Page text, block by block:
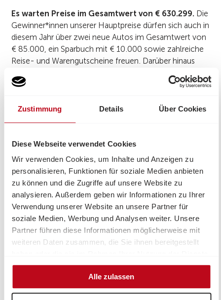
Zustimmung Details Über Cookies
Diese Webseite verwendet Cookies
Wir verwenden Cookies, um Inhalte und Anzeigen zu
personalisieren, Funktionen für soziale Medien anbieten
zu können und die Zugriffe auf unsere Website zu
analysieren. Außerdem geben wir Informationen zu Ihrer
Verwendung unserer Website an unsere Partner für
soziale Medien, Werbung und Analysen weiter. Unsere
Partner führen diese Informationen möglicherweise mit
weiteren Daten zusammen, die Sie ihnen bereitgestellt
gesammelt haben.
Alle zulassen
Es warten Preise im Gesamtwert von € 630.299. Die
Gewinner*innen unserer Hauptpreise dürfen sich auch in
diesem Jahr über zwei neue Autos im Gesamtwert von
€ 85.000, ein Sparbuch mit € 10.000 sowie zahlreiche
Reise- und Warengutscheine freuen. Darüber hinaus
Auf der offiziellen
finden Sie alle
Spendenlotterie.
Sichern Sie sich jetzt Ihre Lose!
ZUM LOSKAUF
Wann findet die Ziehung statt?
Die öffentliche Ziehung findet am 25. Juni 2026 um 10
Uhr bei der ÖSTERREICHISCHEN LOTTERIEN GmbH,
Rennweg 44, 1038 Wien, unter notarieller Aufsicht
statt.
Habe ich gewonnen?
abgerufen werden. Für Informationen steht
den Spielteilnehmer*innen die Service-Telefonnummer